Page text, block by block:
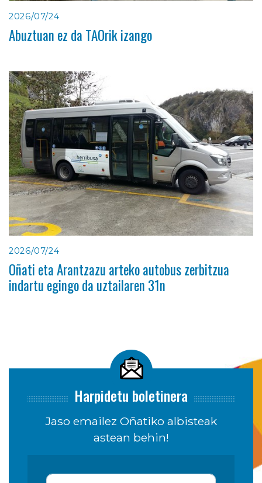
2026/07/24
Abuztuan ez da TAOrik izango
2026/07/24
Oñati eta Arantzazu arteko autobus zerbitzua
indartu egingo da uztailaren 31n
Harpidetu boletinera
Jaso emailez Oñatiko albisteak
astean behin!